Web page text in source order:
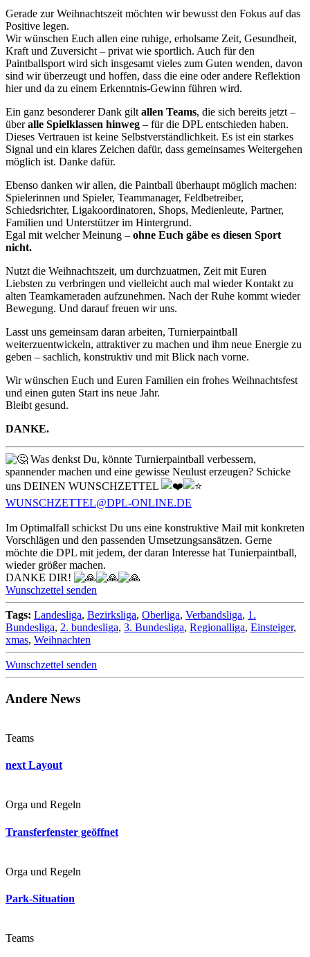
Gerade zur Weihnachtszeit möchten wir bewusst den Fokus auf das
Positive legen.
Wir wünschen Euch allen eine ruhige, erholsame Zeit, Gesundheit,
Kraft und Zuversicht – privat wie sportlich. Auch für den
Paintballsport wird sich insgesamt vieles zum Guten wenden, davon
sind wir überzeugt und hoffen, dass die eine oder andere Reflektion
hier und da zu einem Erkenntnis-Gewinn führen wird.
Ein ganz besonderer Dank giltallen Teams, die sich bereits jetzt –
überalle Spielklassen hinweg – für die DPL entschieden haben.
Dieses Vertrauen ist keine Selbstverständlichkeit. Es ist ein starkes
Signal und ein klares Zeichen dafür, dass gemeinsames Weitergehen
möglich ist. Danke dafür.
Ebenso danken wir allen, die Paintball überhaupt möglich machen:
Spielerinnen und Spieler, Teammanager, Feldbetreiber,
Schiedsrichter, Ligakoordinatoren, Shops, Medienleute, Partner,
Familien und Unterstützer im Hintergrund.
Egal mit welcher Meinung – ohne Euch gäbe es diesen Sport
nicht.
Nutzt die Weihnachtszeit, um durchzuatmen, Zeit mit Euren
Liebsten zu verbringen und vielleicht auch mal wieder Kontakt zu
alten Teamkameraden aufzunehmen. Nach der Ruhe kommt wieder
Bewegung. Und darauf freuen wir uns.
Lasst uns gemeinsam daran arbeiten, Turnierpaintball
weiterzuentwickeln, attraktiver zu machen und ihm neue Energie zu
geben – sachlich, konstruktiv und mit Blick nach vorne.
Wir wünschen Euch und Euren Familien ein frohes Weihnachtsfest
und einen guten Start ins neue Jahr.
Bleibt gesund.
DANKE.
Was denkst Du, könnte Turnierpaintball verbessern,
spannender machen und eine gewisse Neulust erzeugen? Schicke
uns DEINEN WUNSCHZETTEL
WUNSCHZETTEL@DPL-ONLINE.DE
Im Optimalfall schickst Du uns eine konstruktive Mail mit konkreten
Vorschlägen und den passenden Umsetzungsansätzen. Gerne
möchte die DPL mit jedem, der daran Interesse hat Tunierpaintball,
wieder größer machen.
DANKE DIR!
Wunschzettel senden
Tags: Landesliga, Bezirksliga, Oberliga, Verbandsliga, 1.
Bundesliga, 2. bundesliga, 3. Bundesliga, Regionalliga, Einsteiger,
xmas, Weihnachten
Wunschzettel senden
Andere News
Teams
next Layout
Orga und Regeln
Transferfenster geöffnet
Orga und Regeln
Park-Situation
Teams